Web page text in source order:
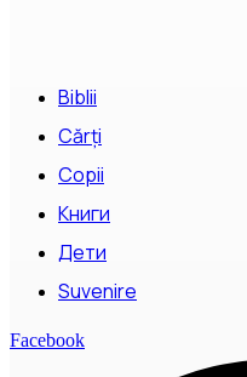
Biblii
Cărți
Copii
Книги
Дети
Suvenire
Facebook